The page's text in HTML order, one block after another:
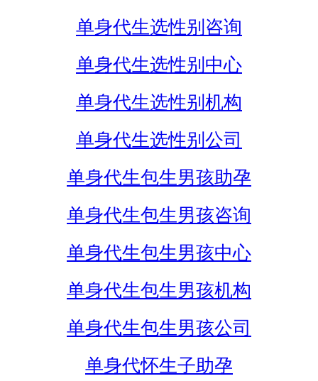
单身代生选性别咨询
单身代生选性别中心
单身代生选性别机构
单身代生选性别公司
单身代生包生男孩助孕
单身代生包生男孩咨询
单身代生包生男孩中心
单身代生包生男孩机构
单身代生包生男孩公司
单身代怀生子助孕